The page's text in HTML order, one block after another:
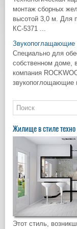
монтаж сборных
высотой 3,0 м. Для
КС-5371 ...
Специально для
собственном доме,
компания
звукопоглощающие
Жилище в стиле техно
Этот стиль,